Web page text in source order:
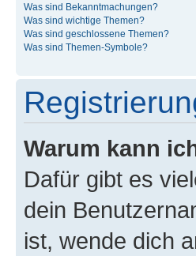
Was sind Bekanntmachungen?
Was sind wichtige Themen?
Was sind geschlossene Themen?
Was sind Themen-Symbole?
Warum kann
Dafür gibt es
dein
ist, wende dich